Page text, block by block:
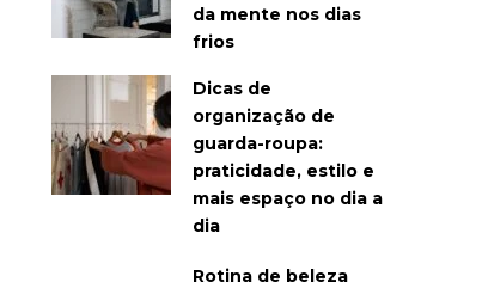
da mente nos dias
frios
Dicas de
organização de
guarda-roupa:
praticidade, estilo e
mais espaço no dia a
dia
Rotina de beleza